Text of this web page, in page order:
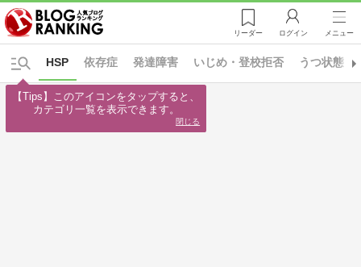
リーダー ログイン メニュー
依存症 発達障害
HSP いじめ・登校拒否 うつ状態
【Tips】このアイコンをタップすると、
カテゴリ一覧を表示できます。
閉じる